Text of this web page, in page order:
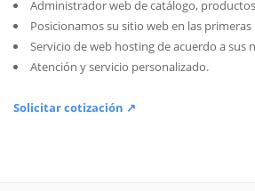
Administrador web de catálogo,
Posicionamos su sitio web en las
Servicio de web hosting de acuerdo a sus
Atención y servicio personalizado.
Solicitar cotización ↗